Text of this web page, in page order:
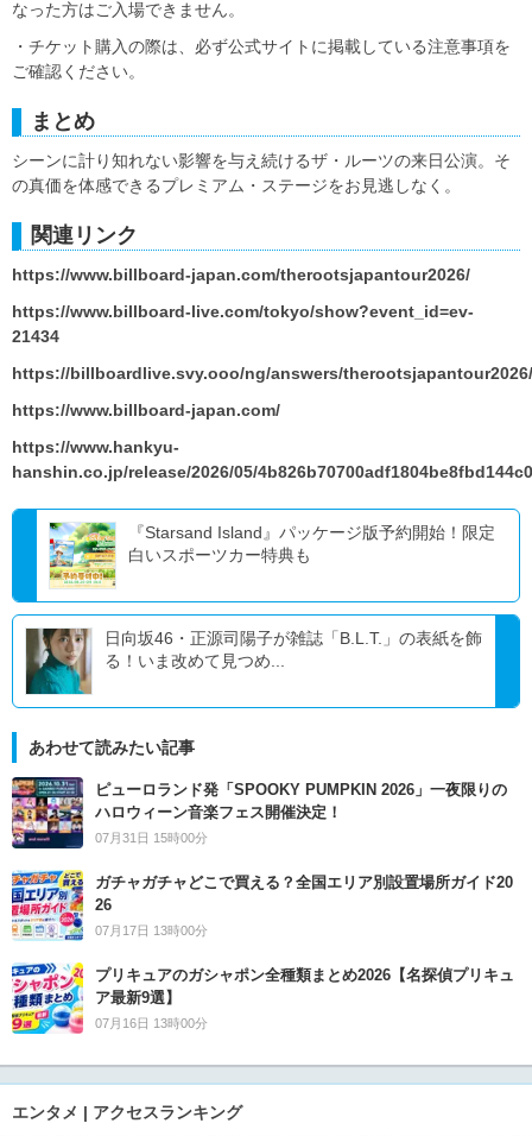
なった方はご入場できません。
・チケット購入の際は、必ず公式サイトに掲載している注意事項を
ご確認ください。
まとめ
シーンに計り知れない影響を与え続けるザ・ルーツの来日公演。そ
の真価を体感できるプレミアム・ステージをお見逃しなく。
関連リンク
https://www.billboard-japan.com/therootsjapantour2026/
https://www.billboard-live.com/tokyo/show?event_id=ev-
21434
https://billboardlive.svy.ooo/ng/answers/therootsjapantour2026/
https://www.billboard-japan.com/
https://www.hankyu-
hanshin.co.jp/release/2026/05/
『Starsand Island』パッケージ版予約開始！限定
白いスポーツカー特典も
日向坂46・正源司陽子が雑誌「B.L.T.」の表紙を飾
る！いま改めて見つめ...
あわせて読みたい記事
ピューロランド発「SPOOKY PUMPKIN 2026」一夜限りの
ハロウィーン音楽フェス開催決定！
07月31日 15時00分
ガチャガチャどこで買える？全国エリア別設置場所ガイド20
26
07月17日 13時00分
プリキュアのガシャポン全種類まとめ2026【名探偵プリキュ
ア最新9選】
07月16日 13時00分
エンタメ | アクセスランキング